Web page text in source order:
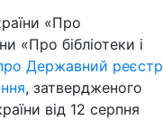
«Про
«Про бібліотеки і
Державний реєстр
, затвердженого
від 12 серпня